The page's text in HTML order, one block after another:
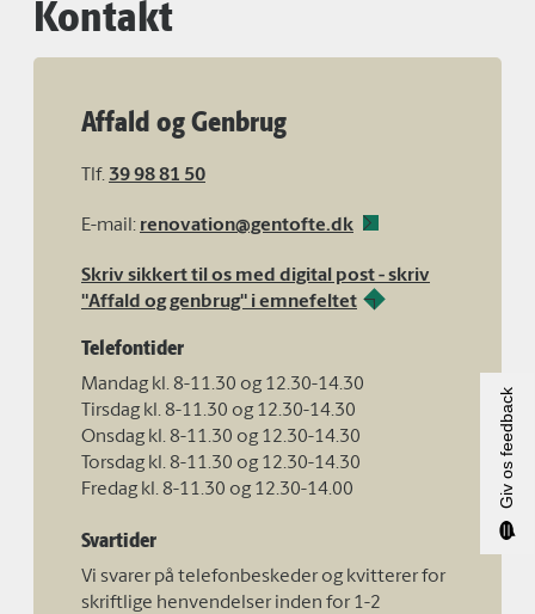
Kontakt
Affald og Genbrug
Tlf. 39 98 81 50
E-mail: renovation@gentofte.dk
Skriv sikkert til os med digital post - skriv
"Affald og genbrug" i emnefeltet
Telefontider
Mandag kl. 8-11.30 og 12.30-14.30
Tirsdag kl. 8-11.30 og 12.30-14.30
Onsdag kl. 8-11.30 og 12.30-14.30
Torsdag kl. 8-11.30 og 12.30-14.30
Fredag kl. 8-11.30 og 12.30-14.00
Svartider
Vi svarer på telefonbeskeder og kvitterer for
skriftlige henvendelser inden for 1-2
Giv os feedback